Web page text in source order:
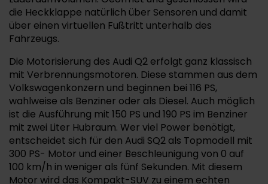
die Heckklappe natürlich über Sensoren und damit
über einen virtuellen Fußtritt unterhalb des
Fahrzeugs.
Die Motorisierung des Audi Q2 erfolgt ganz klassisch
mit Verbrennungsmotoren. Diese stammen aus dem
Volkswagenkonzern und beginnen bei 116 PS,
wahlweise als Benziner oder als Diesel. Auch möglich
ist die Ausführung mit 150 PS und 190 PS im Benziner
mit zwei Liter Hubraum. Wer viel Power benötigt,
entscheidet sich für den Audi SQ2 als Topmodell mit
300 PS- Motor und einer Beschleunigung von 0 auf
100 km/h in weniger als fünf Sekunden. Mit diesem
Motor wird das Kompakt-SUV zu einem echten